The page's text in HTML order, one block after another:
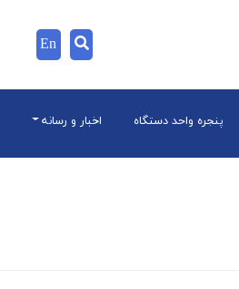
En
پنجره واحد دستگاه اخبار و رسانه